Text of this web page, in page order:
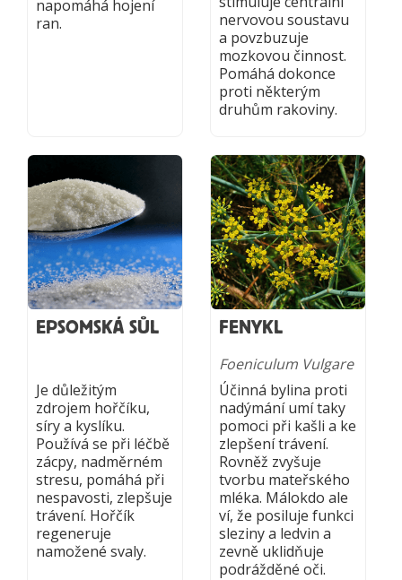
napomáhá hojení
ran.
nervovou soustavu
a povzbuzuje
mozkovou činnost.
Pomáhá dokonce
proti některým
druhům rakoviny.
EPSOMSKÁ SŮL
Je důležitým
zdrojem hořčíku,
síry a kyslíku.
Používá se při léčbě
zácpy, nadměrném
stresu, pomáhá při
nespavosti, zlepšuje
trávení. Hořčík
regeneruje
namožené svaly.
FENYKL
Foeniculum Vulgare
Účinná bylina proti
nadýmání umí taky
pomoci při kašli a ke
zlepšení trávení.
Rovněž zvyšuje
tvorbu mateřského
mléka. Málokdo ale
ví, že posiluje funkci
sleziny a ledvin a
zevně uklidňuje
podrážděné oči.